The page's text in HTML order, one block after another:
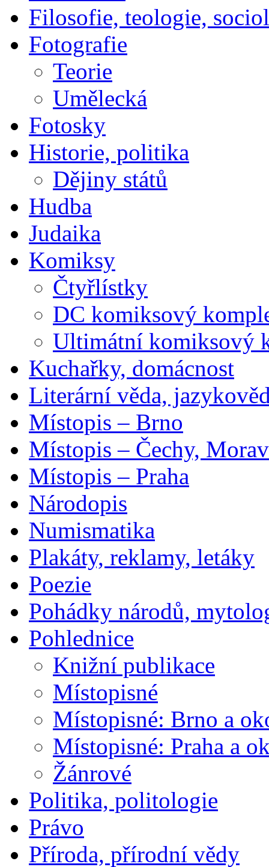
Filosofie, teologie,
Fotografie
Teorie
Umělecká
Fotosky
Historie, politika
Dějiny států
Hudba
Judaika
Komiksy
Čtyřlístky
DC komiksový
Ultimátní komiksový
Kuchařky, domácnost
Literární věda,
Místopis – Brno
Místopis – Čechy,
Místopis – Praha
Národopis
Numismatika
Plakáty, reklamy, letáky
Poezie
Pohádky národů,
Pohlednice
Knižní publikace
Místopisné
Místopisné: Brno a
Místopisné: Praha a
Žánrové
Politika, politologie
Právo
Příroda, přírodní vědy